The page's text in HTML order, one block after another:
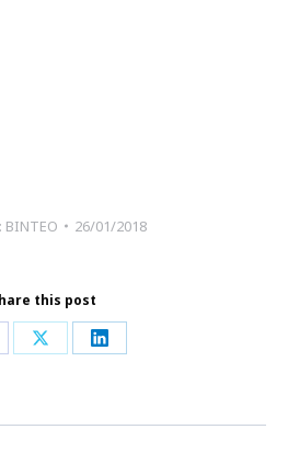
ΒΙΝΤΕΟ 26/01/2018
this post
Share
X
Share
LinkedIn